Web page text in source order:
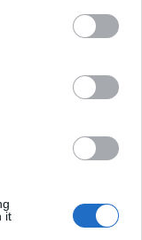
it